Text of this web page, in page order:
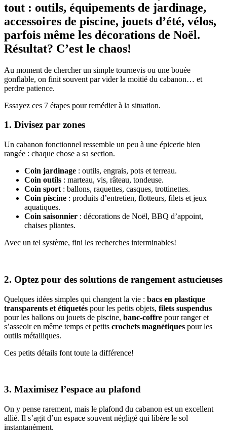
tout : outils, équipements de jardinage,
accessoires de piscine, jouets d’été, vélos,
parfois même les décorations de Noël.
Résultat? C’est le chaos!
Au moment de chercher un simple tournevis ou une bouée
gonflable, on finit souvent par vider la moitié du cabanon… et
perdre patience.
Essayez ces 7 étapes pour remédier à la situation.
1. Divisez par zones
Un cabanon fonctionnel ressemble un peu à une épicerie bien
rangée : chaque chose a sa section.
Coin jardinage : outils, engrais, pots et terreau.
Coin outils : marteau, vis, râteau, tondeuse.
Coin sport : ballons, raquettes, casques, trottinettes.
Coin piscine : produits d’entretien, flotteurs, filets et jeux
aquatiques.
Coin saisonnier : décorations de Noël, BBQ d’appoint,
chaises pliantes.
Avec un tel système, fini les recherches interminables!
2. Optez pour des solutions de rangement astucieuses
Quelques idées simples qui changent la vie : bacs en plastique
transparents et étiquetés pour les petits objets, filets suspendus
pour les ballons ou jouets de piscine, banc-coffre pour ranger et
s’asseoir en même temps et petits crochets magnétiques pour les
outils métalliques.
Ces petits détails font toute la différence!
3. Maximisez l’espace au plafond
On y pense rarement, mais le plafond du cabanon est un excellent
allié. Il s’agit d’un espace souvent négligé qui libère le sol
instantanément.